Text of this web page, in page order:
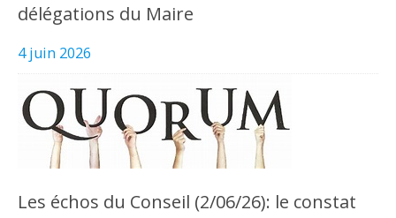
délégations du Maire
4 juin 2026
Les échos du Conseil (2/06/26): le constat